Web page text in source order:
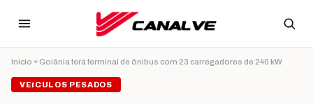
Início » Goiânia terá terminal de ônibus com 23 carregadores de 240 kW
VEíCULOS PESADOS